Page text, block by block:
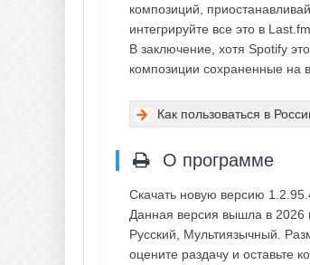
композиций,
интегрируйте все это в Last.fm.
В заключение, хотя Spotify
композиции сохраненные на
Как пользоваться в
О программе
Скачать новую версию
Данная версия вышла в 2026
Русский, Мультиязычный.
оцените раздачу и оставьте